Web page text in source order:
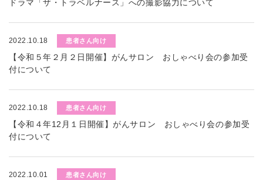
ドラマ「ザ・トラベルナース」への撮影協力について
2022.10.18 患者さん向け
【令和５年２月２日開催】がんサロン おしゃべり会の参加受
付について
2022.10.18 患者さん向け
【令和４年12月１日開催】がんサロン おしゃべり会の参加受
付について
2022.10.01 患者さん向け